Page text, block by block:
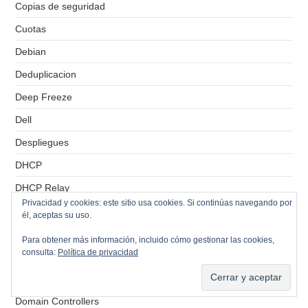
Copias de seguridad
Cuotas
Debian
Deduplicacion
Deep Freeze
Dell
Despliegues
DHCP
DHCP Relay
Disaster Recovery
Distributed Switch
DNS
Domain Controllers
Privacidad y cookies: este sitio usa cookies. Si continúas navegando por
él, aceptas su uso.
Para obtener más información, incluido cómo gestionar las cookies,
consulta: Política de privacidad